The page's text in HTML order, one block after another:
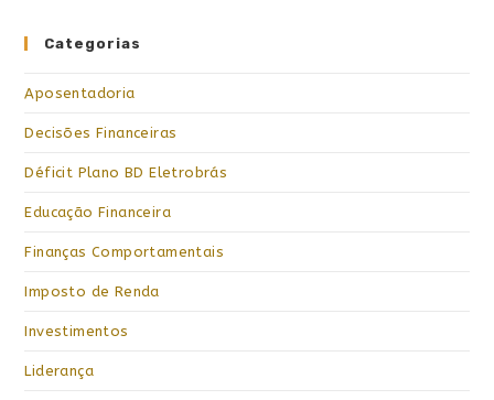
Categorias
Aposentadoria
Decisões Financeiras
Déficit Plano BD Eletrobrás
Educação Financeira
Finanças Comportamentais
Imposto de Renda
Investimentos
Liderança